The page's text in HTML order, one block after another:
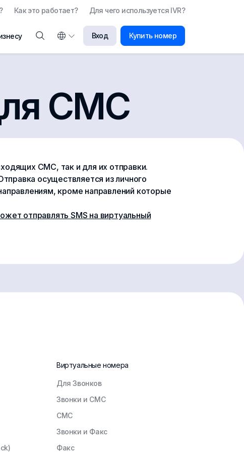
Как это работает? Для чего используется IVR?
Вход Купить номер
СМС
СМС, так и для их отправки.
осуществляется из личного
кроме направлений которые
отправлять SMS на виртуальный
Виртуальные номера
Для Звонков
Звонки и СМС
СМС
Звонки и Факс
Факс